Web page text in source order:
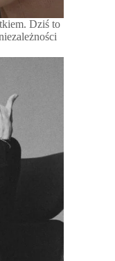
Dziś to